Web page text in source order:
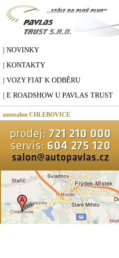
| NOVINKY
| KONTAKTY
| VOZY FIAT K ODBĚRU
| E ROADSHOW U PAVLAS TRUST
autosalon CHLEBOVICE